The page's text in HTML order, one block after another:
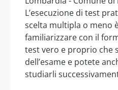
L’esecuzione di test
scelta multipla o meno
familiarizzare con il
test vero e proprio che
dell’esame e potete
studiarli